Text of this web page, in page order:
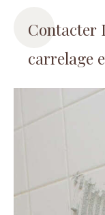
Contacter
carrelage